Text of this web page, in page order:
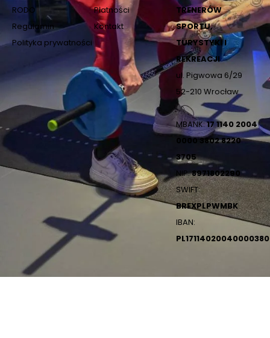
RODO
Regulamin
Polityka prywatności
Płatności
Kontakt
TRENERÓW
SPORTU,
TURYSTYKI I
REKREACJI
ul. Pigwowa 6/29
52-210 Wrocław
MBANK:17 1140 2004
0000 3802 8220
3705
NIP:8971802290
SWIFT:
BREXPLPWMBK
IBAN: